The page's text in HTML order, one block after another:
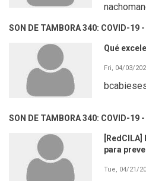
SON DE TAMBORA 340: COVID-
Qué
Fri, 04/03/
SON DE TAMBORA 340: COVID-
para
Tue, 04/21/